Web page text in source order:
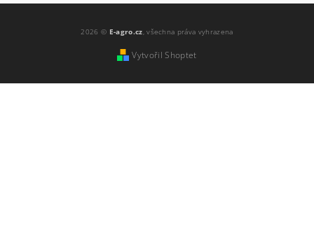
2026 © E-agro.cz, všechna práva vyhrazena
Vytvořil Shoptet